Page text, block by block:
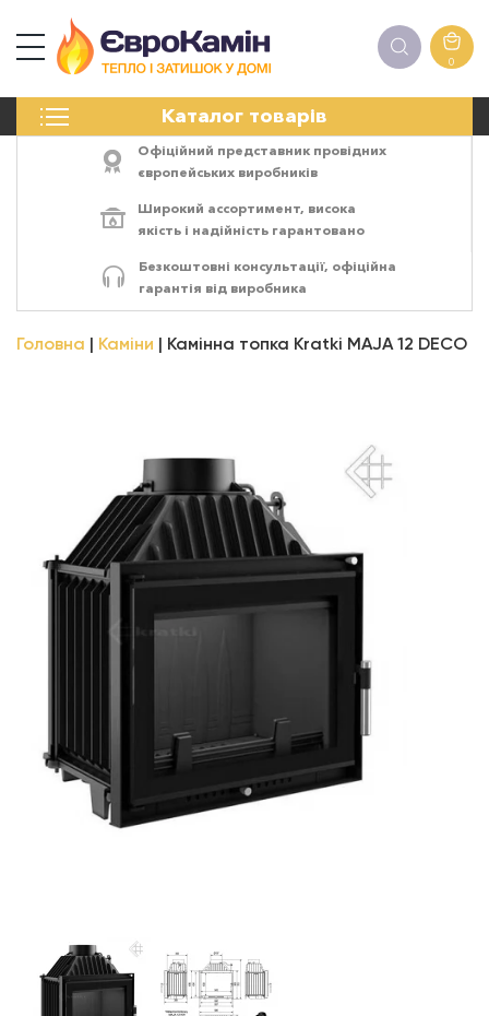
0
Каталог товарів
ПЕЧІ
ЕЛЕКТРОКАМІНИ
АКСЕСУАРИ
Офіційний представник провідних
європейських виробників
Широкий ассортимент, висока
якість і надійність гарантовано
Безкоштовні консультації, офіційна
гарантія від виробника
Головна Каміни Камінна топка Kratki MAJA 12 DECO